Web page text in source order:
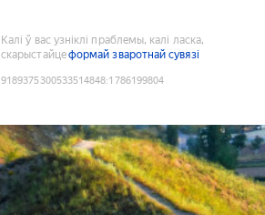
Калі ў вас узніклі праблемы, калі ласка,
скарыстайцеформай зваротнай сувязі
9189375300533514848:1786199804